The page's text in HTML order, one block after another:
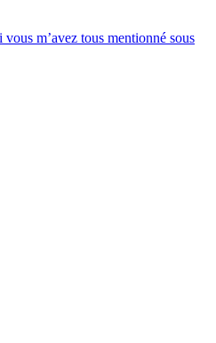
m’avez tous mentionné sous